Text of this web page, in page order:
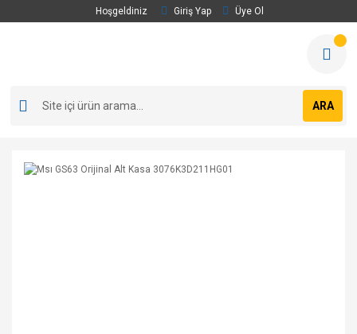
Hoşgeldiniz Giriş Yap Üye Ol
ARA